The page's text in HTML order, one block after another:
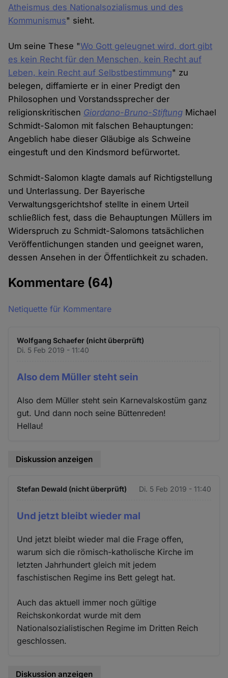
Atheismus des Nationalsozialismus und des
Kommunismus" sieht.
Um seine These "Wo Gott geleugnet wird, dort gibt
es kein Recht für den Menschen, kein Recht auf
Leben, kein Recht auf Selbstbestimmung" zu
belegen, diffamierte er in einer Predigt den
Philosophen und Vorstandssprecher der
religionskritischen Giordano-Bruno-Stiftung Michael
Schmidt-Salomon mit falschen Behauptungen:
Angeblich habe dieser Gläubige als Schweine
eingestuft und den Kindsmord befürwortet.
Schmidt-Salomon klagte damals auf Richtigstellung
und Unterlassung. Der Bayerische
Verwaltungsgerichtshof stellte in einem Urteil
schließlich fest, dass die Behauptungen Müllers im
Widerspruch zu Schmidt-Salomons tatsächlichen
Veröffentlichungen standen und geeignet waren,
dessen Ansehen in der Öffentlichkeit zu schaden.
Kommentare (64)
Netiquette für Kommentare
Wolfgang Schaefer (nicht überprüft)
Di. 5 Feb 2019 - 11:40
Also dem Müller steht sein
Also dem Müller steht sein Karnevalskostüm ganz
gut. Und dann noch seine Büttenreden!
Hellau!
Diskussion anzeigen
Stefan Dewald (nicht überprüft) Di. 5 Feb 2019 - 11:40
Und jetzt bleibt wieder mal
Und jetzt bleibt wieder mal die Frage offen,
warum sich die römisch-katholische Kirche im
letzten Jahrhundert gleich mit jedem
faschistischen Regime ins Bett gelegt hat.
Auch das aktuell immer noch gültige
Reichskonkordat wurde mit dem
Nationalsozialistischen Regime im Dritten Reich
geschlossen.
Diskussion anzeigen